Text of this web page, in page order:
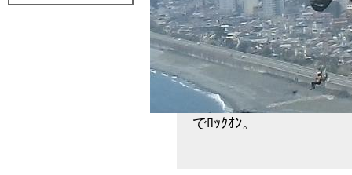
でﾛｯｸｵﾝ。